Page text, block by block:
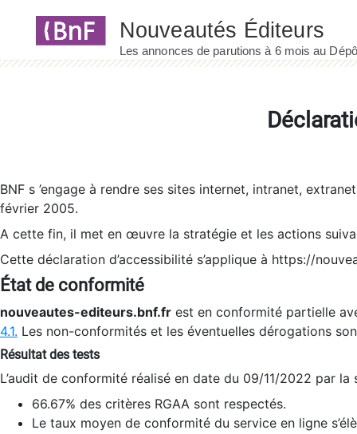
BNF s ’engage à rendre ses sites internet, intranet,
février 2005.
A cette fin, il met en œuvre la stratégie et les actions
Cette déclaration d’accessibilité s’applique à https://
État de conformité
nouveautes-editeurs.bnf.fr est en conformité partielle
4.1. Les non-conformités et les éventuelles dérogations
Résultat des tests
L’audit de conformité réalisé en date du 09/11/2022 par
66.67% des critères RGAA sont respectés.
Le taux moyen de conformité du service en ligne